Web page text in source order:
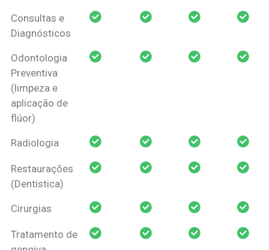
Pessoa Física
Consultas e
Diagnósticos
Odontologia
Preventiva
(limpeza e
aplicação de
flúor)
Radiologia
Restaurações
(Dentística)
Cirurgias
Tratamento de